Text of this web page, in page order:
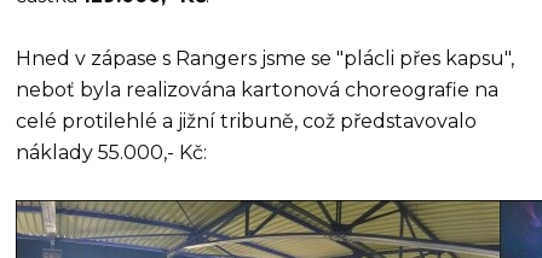
Hned v zápase s Rangers jsme se "plácli přes kapsu",
neboť byla realizována kartonová choreografie na
celé protilehlé a jižní tribuně, což představovalo
náklady 55.000,- Kč: